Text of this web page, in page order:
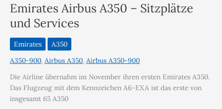
Emirates Airbus A350 – Sitzplätze
und Services
Emirates
A350
A350-900, Airbus A350, Airbus A350-900
Die Airline übernahm im November ihren ersten Emirates A350.
Das Flugzeug mit dem Kennzeichen A6-EXA ist das erste von
insgesamt 65 A350